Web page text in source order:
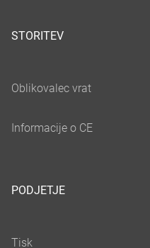
STORITEV
PODJETJE